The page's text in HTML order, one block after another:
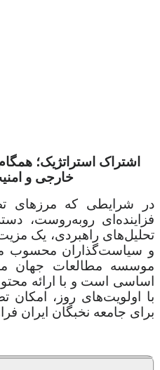
اشتراک استراتژیک؛
خارجی و
در شرایطی که مرزهای
فزاینده‌ای روبه‌روست،
تحلیل‌های راهبردی، یک
و سیاست‌گذاران محسوب
موسسه مطالعات جهان
اساسی است و با ارائه
با اولویت‌های روز، امکان
برای جامعه نخبگان ایران